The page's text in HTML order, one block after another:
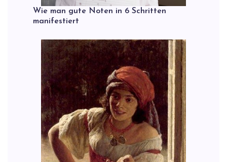
Wie man gute Noten in 6 Schritten
manifestiert